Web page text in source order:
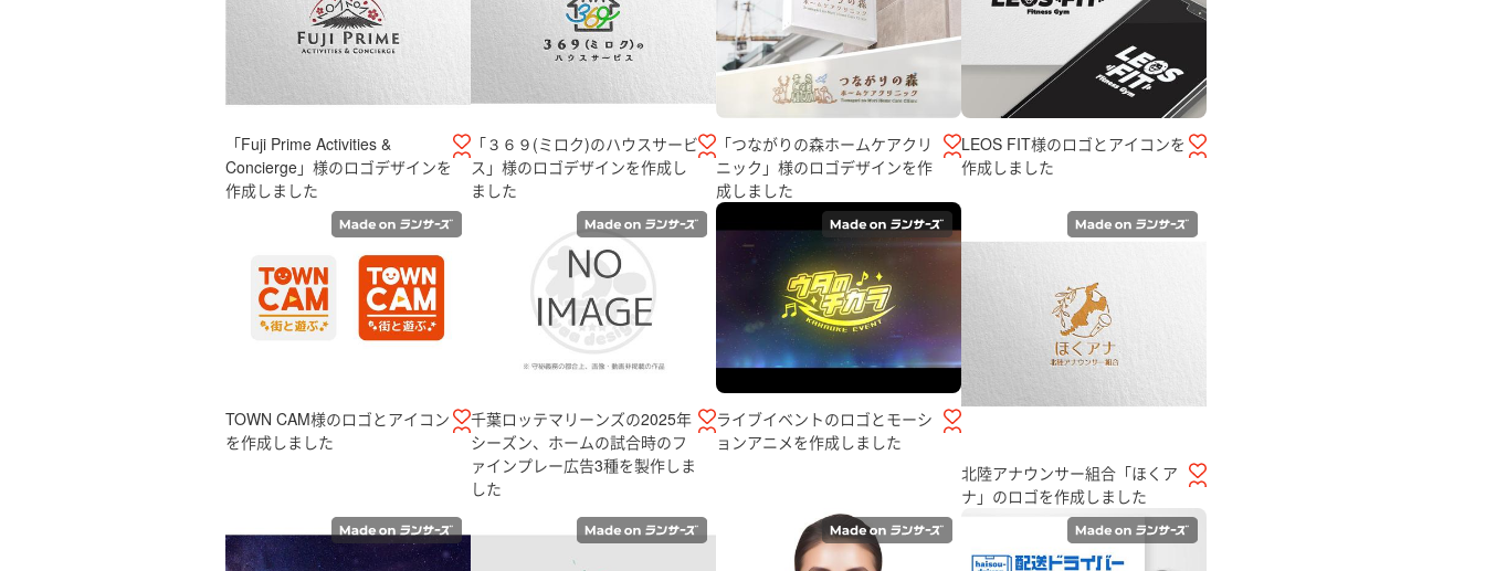
「Fuji Prime Activities &
Concierge」様のロゴデザインを
作成しました
「３６９(ミロク)のハウスサービ
ス」様のロゴデザインを作成し
ました
「つながりの森ホームケアクリ
ニック」様のロゴデザインを作
成しました
LEOS FIT様のロゴとアイコンを
作成しました
TOWN CAM様のロゴとアイコン
を作成しました
千葉ロッテマリーンズの2025年
シーズン、ホームの試合時のフ
ァインプレー広告3種を製作しま
した
ライブイベントのロゴとモーシ
ョンアニメを作成しました
北陸アナウンサー組合「ほくア
ナ」のロゴを作成しました